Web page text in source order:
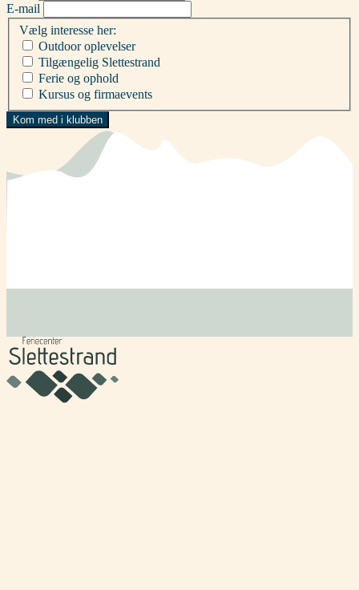
E-mail
Vælg interesse her:
Outdoor oplevelser
Tilgængelig Slettestrand
Ferie og ophold
Kursus og firmaevents
Kom med i klubben